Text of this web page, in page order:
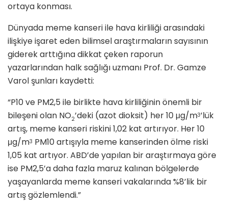
ortaya konması.
Dünyada meme kanseri ile hava kirliliği arasındaki
ilişkiye işaret eden bilimsel araştırmaların sayısının
giderek arttığına dikkat çeken raporun
yazarlarından halk sağlığı uzmanı Prof. Dr. Gamze
Varol şunları kaydetti:
“P10 ve PM2,5 ile birlikte hava kirliliğinin önemli bir
bileşeni olan NO2’deki (azot dioksit) her 10 μg/m3’lük
artış, meme kanseri riskini 1,02 kat artırıyor. Her 10
μg/m3 PM10 artışıyla meme kanserinden ölme riski
1,05 kat artıyor. ABD’de yapılan bir araştırmaya göre
ise PM2,5’a daha fazla maruz kalınan bölgelerde
yaşayanlarda meme kanseri vakalarında %8’lik bir
artış gözlemlendi.”